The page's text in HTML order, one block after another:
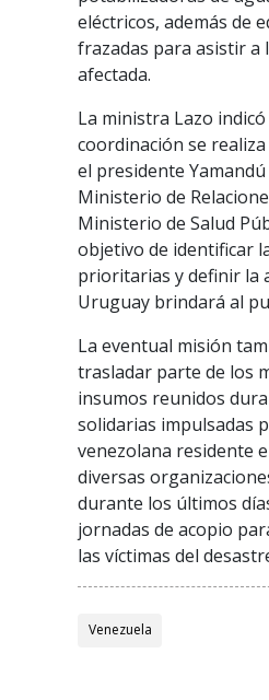
eléctricos, además de
frazadas para asistir a
afectada.
La ministra Lazo indicó
coordinación se
el presidente Yamandú
Ministerio de
Ministerio de Salud
objetivo de identificar
prioritarias y definir la
Uruguay brindará al
La eventual misión
trasladar parte de los
insumos reunidos
solidarias impulsadas
venezolana residente
diversas
durante los últimos
jornadas de acopio
las víctimas del
Venezuela